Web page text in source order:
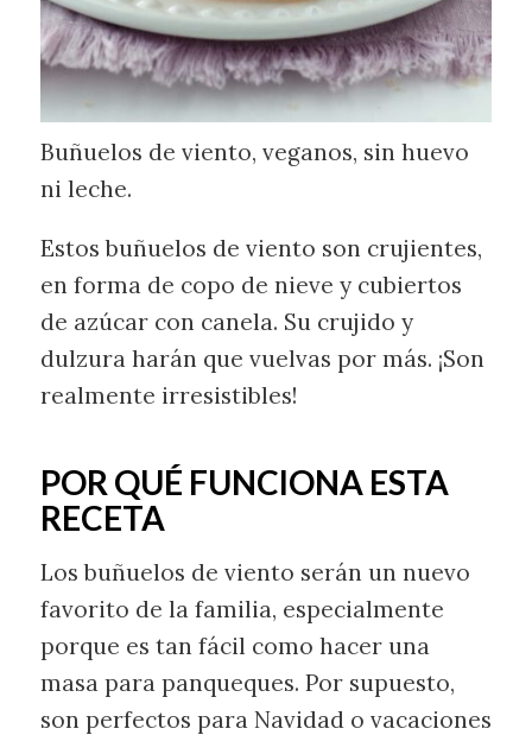
Buñuelos de viento, veganos, sin huevo
ni leche.
Estos buñuelos de viento son crujientes,
en forma de copo de nieve y cubiertos
de azúcar con canela. Su crujido y
dulzura harán que vuelvas por más. ¡Son
realmente irresistibles!
POR QUÉ FUNCIONA ESTA
RECETA
Los buñuelos de viento serán un nuevo
favorito de la familia, especialmente
porque es tan fácil como hacer una
masa para panqueques. Por supuesto,
son perfectos para Navidad o vacaciones